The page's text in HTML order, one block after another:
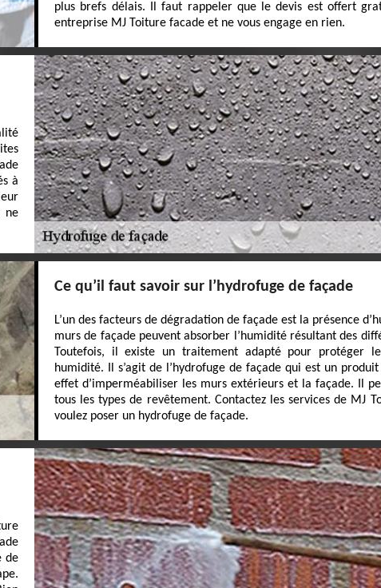
plus brefs délais. Il faut rappeler que le devis est offert
entreprise MJ Toiture facade et ne vous engage en rien.
à
ne
Ce qu’il faut savoir sur l’hydrofuge de façade
L’un des facteurs de dégradation de façade est la présence
murs de façade peuvent absorber l’humidité résultant des
Toutefois, il existe un traitement adapté pour protéger
humidité. Il s’agit de l’hydrofuge de façade qui est un
effet d’imperméabiliser les murs extérieurs et la façade. Il
tous les types de revêtement. Contactez les services de MJ
voulez poser un hydrofuge de façade.
de